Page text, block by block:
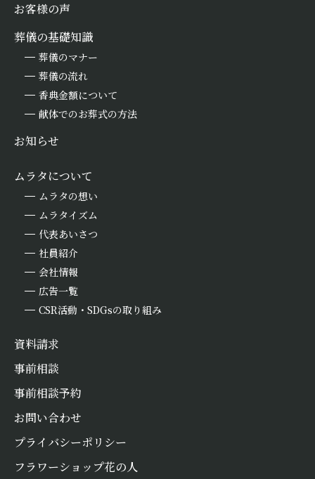
お客様の声
葬儀の基礎知識
葬儀のマナー
葬儀の流れ
香典金額について
献体でのお葬式の方法
お知らせ
ムラタについて
ムラタの想い
ムラタイズム
代表あいさつ
社員紹介
会社情報
広告一覧
CSR活動・SDGsの取り組み
資料請求
事前相談
事前相談予約
お問い合わせ
プライバシーポリシー
フラワーショップ花の人